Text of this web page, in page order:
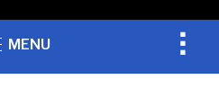
MENU